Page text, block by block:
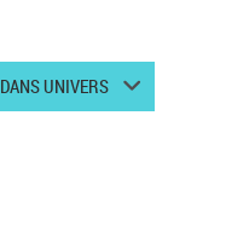
DANS UNIVERS